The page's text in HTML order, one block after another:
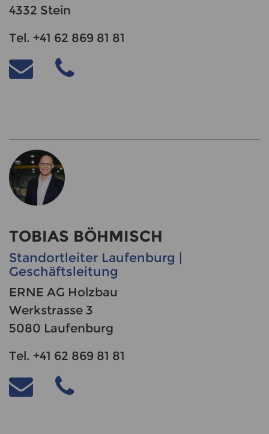
4332 Stein
Tel. +41 62 869 81 81
TOBIAS BÖHMISCH
Standortleiter Laufenburg |
Geschäftsleitung
ERNE AG Holzbau
Werkstrasse 3
5080 Laufenburg
Tel. +41 62 869 81 81